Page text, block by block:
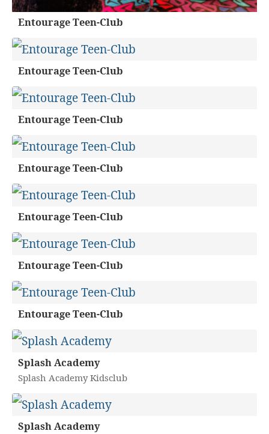
Entourage Teen-Club
Entourage Teen-Club
Entourage Teen-Club
Entourage Teen-Club
Entourage Teen-Club
Entourage Teen-Club
Entourage Teen-Club
Splash Academy
Splash Academy Kidsclub
Splash Academy